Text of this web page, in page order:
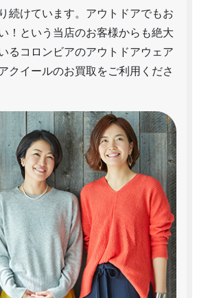
続けています。アウトドアでもお
！という当店のお客様からも絶大
るコロンビアのアウトドアウェア
クイールのお買取をご利用くださ